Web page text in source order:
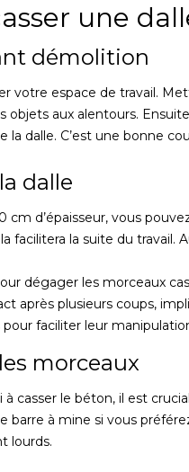
une
démolition
votre espace de travail.
objets aux alentours.
la dalle. C’est une bonne
dalle
cm d’épaisseur, vous
facilitera la suite du travail.
dégager les morceaux
après plusieurs coups,
faciliter leur
morceaux
à casser le béton, il est
barre à mine si vous
lourds.